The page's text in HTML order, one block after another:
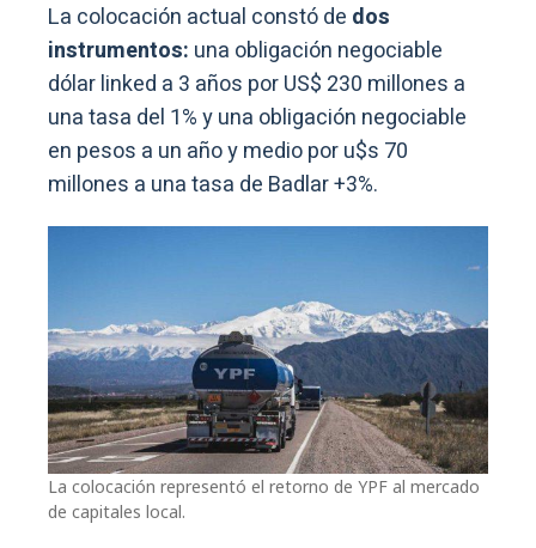
La colocación actual constó de dos
instrumentos: una obligación negociable
dólar linked a 3 años por US$ 230 millones a
una tasa del 1% y una obligación negociable
en pesos a un año y medio por u$s 70
millones a una tasa de Badlar +3%.
La colocación representó el retorno de YPF al mercado
de capitales local.